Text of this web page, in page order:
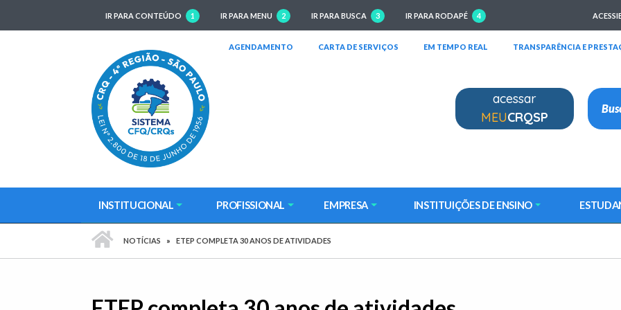
IR PARA CONTEÚDO 1 IR PARA MENU 2 IR PARA BUSCA 3 IR PARA RODAPÉ 4
AGENDAMENTO (ABRIRÁ EM NOVA JANELA)
CARTA DE SERVIÇOS (ABRIRÁ EM NOVA JANELA)
EM TEMPO REAL (ABRIRÁ EM NOVA JANELA)
TRANSPARÊNCIA E
acessar
MEUCRQSP
INSTITUCIONAL PROFISSIONAL EMPRESA INSTITUIÇÕES DE ENSINO
PÁGINA INICIAL
NOTÍCIAS ETEP COMPLETA 30 ANOS DE ATIVIDADES